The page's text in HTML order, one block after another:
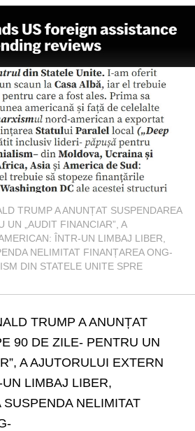
TRUMP A ANUNȚAT SUSPENDAREA
UN „AUDIT FINANCIAR”, A
ÎNTR-UN LIMBAJ LIBER,
NELIMITAT FINANȚAREA ONG-
DIN STATELE UNITE SPRE
TRUMP A ANUNȚAT
90 DE ZILE- PENTRU UN
A AJUTORULUI EXTERN
LIMBAJ LIBER,
NELIMITAT